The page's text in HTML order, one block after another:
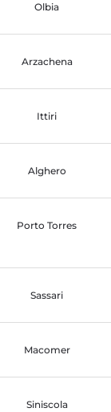
Olbia
Arzachena
Ittiri
Alghero
Porto Torres
Sassari
Macomer
Siniscola